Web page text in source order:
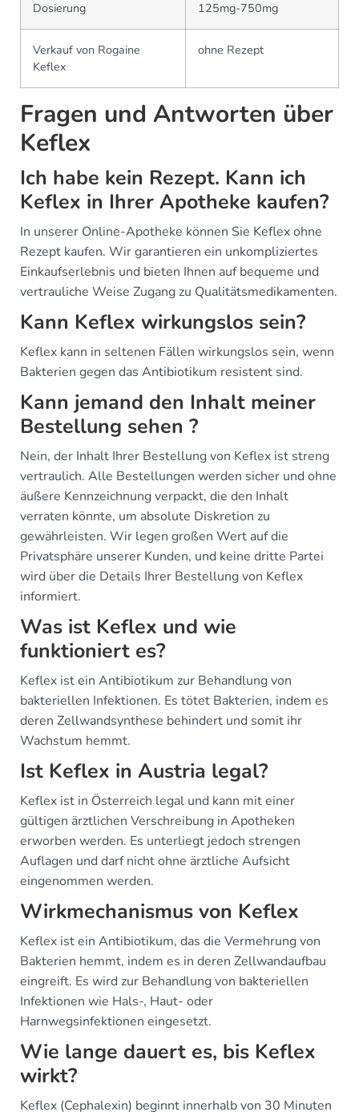
Dosierung 125mg-750mg
Verkauf von Rogaine
Keflex
ohne Rezept
Fragen und Antworten über
Keflex
Ich habe kein Rezept. Kann ich
Keflex in Ihrer Apotheke kaufen?
In unserer Online-Apotheke können Sie Keflex ohne
Rezept kaufen. Wir garantieren ein unkompliziertes
Einkaufserlebnis und bieten Ihnen auf bequeme und
vertrauliche Weise Zugang zu Qualitätsmedikamenten.
Kann Keflex wirkungslos sein?
Keflex kann in seltenen Fällen wirkungslos sein, wenn
Bakterien gegen das Antibiotikum resistent sind.
Kann jemand den Inhalt meiner
Bestellung sehen ?
Nein, der Inhalt Ihrer Bestellung von Keflex ist streng
vertraulich. Alle Bestellungen werden sicher und ohne
äußere Kennzeichnung verpackt, die den Inhalt
verraten könnte, um absolute Diskretion zu
gewährleisten. Wir legen großen Wert auf die
Privatsphäre unserer Kunden, und keine dritte Partei
wird über die Details Ihrer Bestellung von Keflex
informiert.
Was ist Keflex und wie
funktioniert es?
Keflex ist ein Antibiotikum zur Behandlung von
bakteriellen Infektionen. Es tötet Bakterien, indem es
deren Zellwandsynthese behindert und somit ihr
Wachstum hemmt.
Ist Keflex in Austria legal?
Keflex ist in Österreich legal und kann mit einer
gültigen ärztlichen Verschreibung in Apotheken
erworben werden. Es unterliegt jedoch strengen
Auflagen und darf nicht ohne ärztliche Aufsicht
eingenommen werden.
Wirkmechanismus von Keflex
Keflex ist ein Antibiotikum, das die Vermehrung von
Bakterien hemmt, indem es in deren Zellwandaufbau
eingreift. Es wird zur Behandlung von bakteriellen
Infektionen wie Hals-, Haut- oder
Harnwegsinfektionen eingesetzt.
Wie lange dauert es, bis Keflex
wirkt?
Keflex (Cephalexin) beginnt innerhalb von 30 Minuten